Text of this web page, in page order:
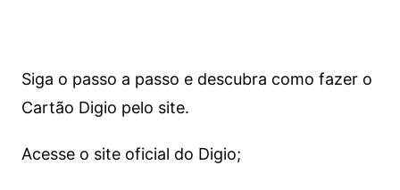
Siga o passo a passo e descubra como fazer o
Cartão Digio pelo site.
Acesse o site oficial do Digio;